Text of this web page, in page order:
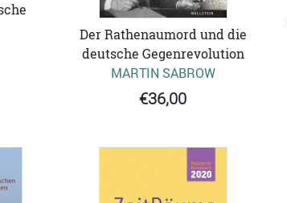
Der Rathenaumord und die
deutsche Gegenrevolution
MARTIN SABROW
€36,00